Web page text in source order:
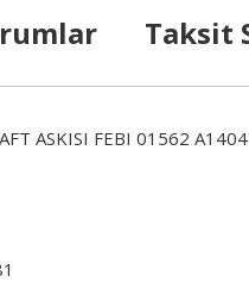
Taksit
ASKISI FEBI 01562